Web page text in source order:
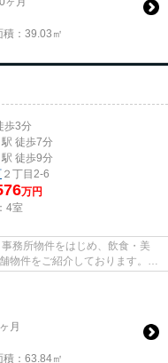
：39.03㎡
歩3分
駅 徒歩7分
駅 徒歩9分
２丁目2-6
万円
4室
務所物件をはじめ、飲食・美
物件をご紹介しております。
月
：63.84㎡